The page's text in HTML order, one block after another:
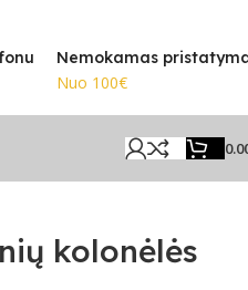
🎸 Žinomiausi
Nemokamas
Nuo 100€
kolonėlės